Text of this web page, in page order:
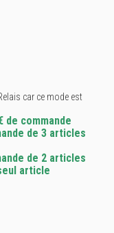
car ce mode est
de commande
de 3 articles
de 2 articles
article